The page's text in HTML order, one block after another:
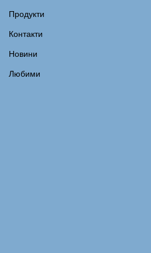
Продукти
Контакти
Новини
Любими